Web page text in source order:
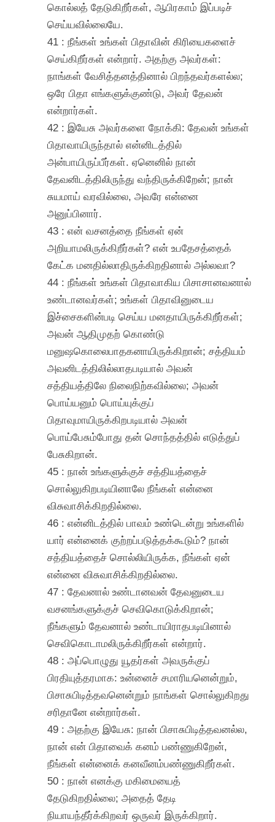
கொல்லத் தேடுகிறீர்கள், ஆபிரகாம் இப்படிச்
செய்யவில்லையே.
41 : நீங்கள் உங்கள் பிதாவின் கிரியைகளைச்
செய்கிறீர்கள் என்றார். அதற்கு அவர்கள்:
நாங்கள் வேசித்தனத்தினால் பிறந்தவர்களல்ல;
ஒரே பிதா எங்களுக்குண்டு, அவர் தேவன்
என்றார்கள்.
42 : இயேசு அவர்களை நோக்கி: தேவன் உங்கள்
பிதாவாயிருந்தால் என்னிடத்தில்
அன்பாயிருப்பீர்கள். ஏனெனில் நான்
தேவனிடத்திலிருந்து வந்திருக்கிறேன்; நான்
சுயமாய் வரவில்லை, அவரே என்னை
அனுப்பினார்.
43 : என் வசனத்தை நீங்கள் ஏன்
அறியாமலிருக்கிறீர்கள்? என் உபதேசத்தைக்
கேட்க மனதில்லாதிருக்கிறதினால் அல்லவா?
44 : நீங்கள் உங்கள் பிதாவாகிய பிசாசானவனால்
உண்டானவர்கள்; உங்கள் பிதாவினுடைய
இச்சைகளின்படி செய்ய மனதாயிருக்கிறீர்கள்;
அவன் ஆதிமுதற் கொண்டு
மனுஷகொலைபாதகனாயிருக்கிறான்; சத்தியம்
அவனிடத்திலில்லாதபடியால் அவன்
சத்தியத்திலே நிலைநிற்கவில்லை; அவன்
பொய்யனும் பொய்யுக்குப்
பிதாவுமாயிருக்கிறபடியால் அவன்
பொய்பேசும்போது தன் சொந்தத்தில் எடுத்துப்
பேசுகிறான்.
45 : நான் உங்களுக்குச் சத்தியத்தைச்
சொல்லுகிறபடியினாலே நீங்கள் என்னை
விசுவாசிக்கிறதில்லை.
46 : என்னிடத்தில் பாவம் உண்டென்று உங்களில்
யார் என்னைக் குற்றப்படுத்தக்கூடும்? நான்
சத்தியத்தைச் சொல்லியிருக்க, நீங்கள் ஏன்
என்னை விசுவாசிக்கிறதில்லை.
47 : தேவனால் உண்டானவன் தேவனுடைய
வசனங்களுக்குச் செவிகொடுக்கிறான்;
நீங்களும் தேவனால் உண்டாயிராதபடியினால்
செவிகொடாமலிருக்கிறீர்கள் என்றார்.
48 : அப்பொழுது யூதர்கள் அவருக்குப்
பிரதியுத்தரமாக: உன்னைச் சமாரியனென்றும்,
பிசாசுபிடித்தவனென்றும் நாங்கள் சொல்லுகிறது
சரிதானே என்றார்கள்.
49 : அதற்கு இயேசு: நான் பிசாசுபிடித்தவனல்ல,
நான் என் பிதாவைக் கனம் பண்ணுகிறேன்,
நீங்கள் என்னைக் கனவீனம்பண்ணுகிறீர்கள்.
50 : நான் எனக்கு மகிமையைத்
தேடுகிறதில்லை; அதைத் தேடி
நியாயந்தீர்க்கிறவர் ஒருவர் இருக்கிறார்.